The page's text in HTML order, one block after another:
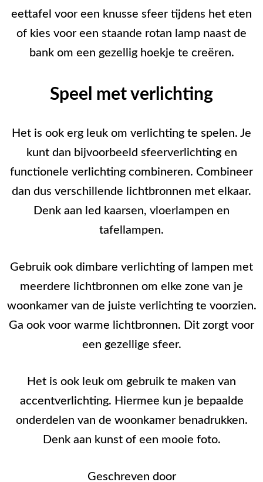
eettafel voor een knusse sfeer tijdens het eten
of kies voor een staande rotan lamp naast de
bank om een gezellig hoekje te creëren.
Speel met verlichting
Het is ook erg leuk om verlichting te spelen. Je
kunt dan bijvoorbeeld sfeerverlichting en
functionele verlichting combineren. Combineer
dan dus verschillende lichtbronnen met elkaar.
Denk aan led kaarsen, vloerlampen en
tafellampen.
Gebruik ook dimbare verlichting of lampen met
meerdere lichtbronnen om elke zone van je
woonkamer van de juiste verlichting te voorzien.
Ga ook voor warme lichtbronnen. Dit zorgt voor
een gezellige sfeer.
Het is ook leuk om gebruik te maken van
accentverlichting. Hiermee kun je bepaalde
onderdelen van de woonkamer benadrukken.
Denk aan kunst of een mooie foto.
Geschreven door